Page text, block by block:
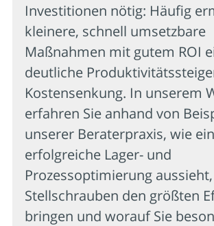
Investitionen nötig: Häufig
kleinere, schnell umsetzbare
Maßnahmen mit gutem ROI
deutliche
Kostensenkung. In unserem
erfahren Sie anhand von
unserer Beraterpraxis, wie
erfolgreiche Lager- und
Prozessoptimierung
Stellschrauben den größten
bringen und worauf Sie